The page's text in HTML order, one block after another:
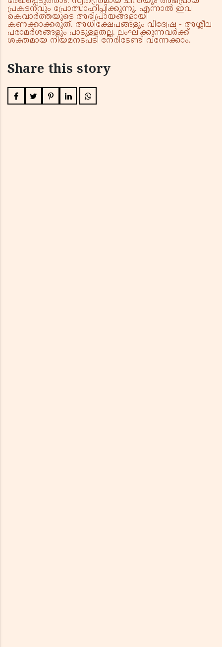
പ്രകടനവും പ്രോത്സാഹിപ്പിക്കുന്നു. എന്നാൽ ഇവ
കെവാർത്തയുടെ അഭിപ്രായങ്ങളായി
കണക്കാക്കരുത്. അധിക്ഷേപങ്ങളും വിദ്വേഷ - അശ്ലീല
പരാമർശങ്ങളും പാടുള്ളതല്ല. ലംഘിക്കുന്നവർക്ക്
ശക്തമായ നിയമനടപടി നേരിടേണ്ടി വന്നേക്കാം.
Share this story